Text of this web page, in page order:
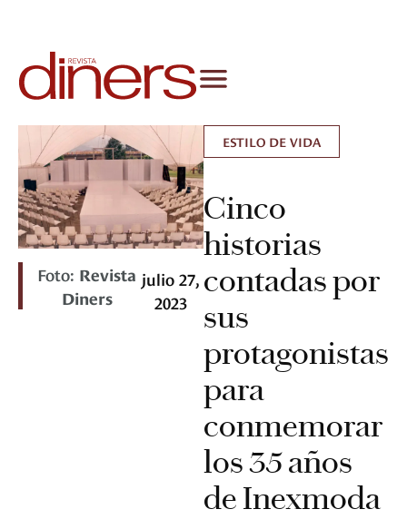
Foto: Revista
Diners
julio 27,
2023
ESTILO DE VIDA
Cinco
historias
contadas por
sus
protagonistas
para
conmemorar
los 35 años
de Inexmoda